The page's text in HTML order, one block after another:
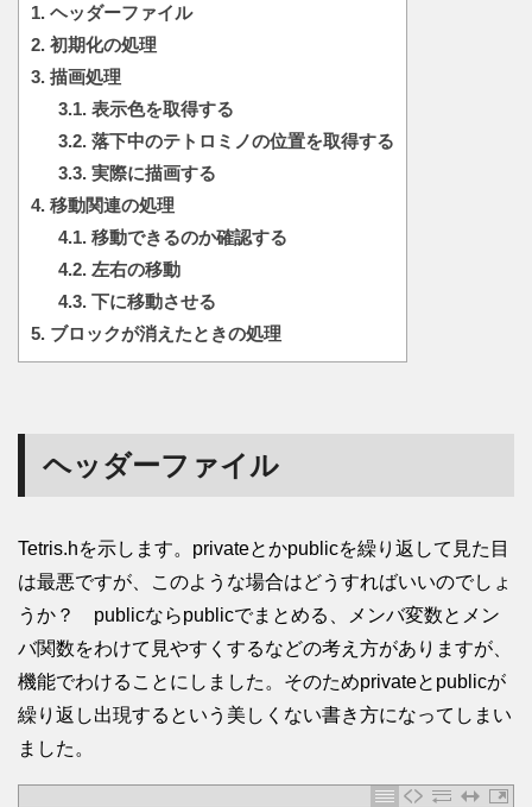
1. ヘッダーファイル
2. 初期化の処理
3. 描画処理
3.1.表示色を取得する
3.2.落下中のテトロミノの位置を取得する
3.3.実際に描画する
4. 移動関連の処理
4.1.移動できるのか確認する
4.2.左右の移動
4.3.下に移動させる
5. ブロックが消えたときの処理
ヘッダーファイル
Tetris.hを示します。privateとかpublicを繰り返して見た目
は最悪ですが、このような場合はどうすればいいのでしょ
うか？ publicならpublicでまとめる、メンバ変数とメン
バ関数をわけて見やすくするなどの考え方がありますが、
機能でわけることにしました。そのためprivateとpublicが
繰り返し出現するという美しくない書き方になってしまい
ました。